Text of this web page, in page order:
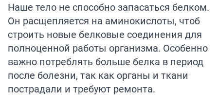
Наше тело не способно запасаться белком.
Он расщепляется на аминокислоты, чтоб
строить новые белковые соединения для
полноценной работы организма. Особенно
важно потреблять больше белка в период
после болезни, так как органы и ткани
пострадали и требуют ремонта.